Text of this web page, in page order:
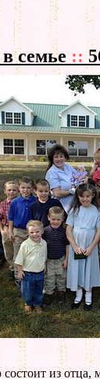
семье ::
состоит из